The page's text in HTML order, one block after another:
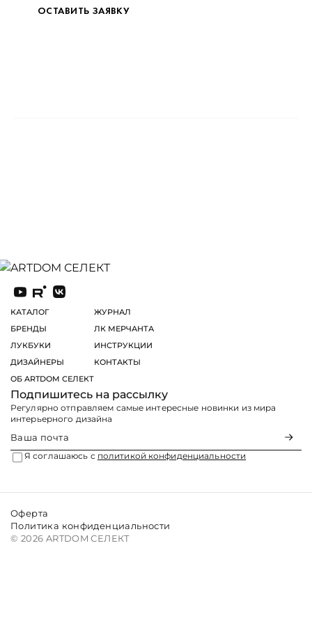
ОСТАВИТЬ ЗАЯВКУ
КАТАЛОГ
БРЕНДЫ
ЛУКБУКИ
ДИЗАЙНЕРЫ
ОБ ARTDOM СЕЛЕКТ
ЖУРНАЛ
ЛК МЕРЧАНТА
ИНСТРУКЦИИ
КОНТАКТЫ
Подпишитесь на рассылку
Регулярно отправляем самые интересные новинки из мира
интерьерного дизайна
Я соглашаюсь с политикой конфиденциальности
© 2026 ARTDOM СЕЛЕКТ
Оферта
Политика конфиденциальности